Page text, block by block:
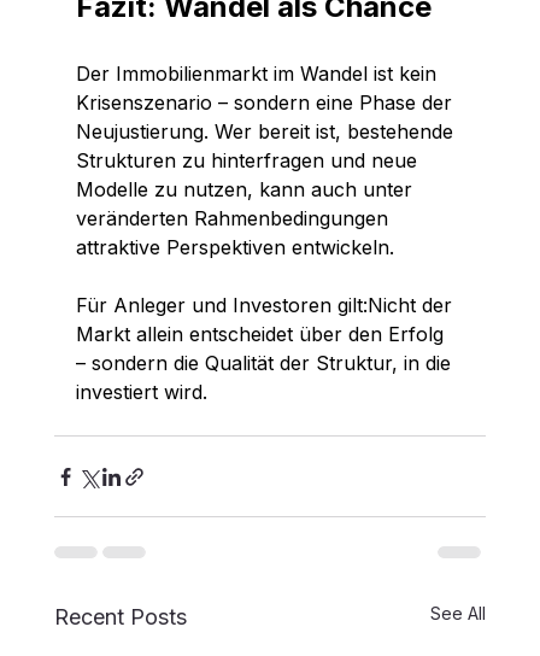
Der Immobilienmarkt im Wandel ist kein
Krisenszenario – sondern eine Phase der
Neujustierung. Wer bereit ist, bestehende
Strukturen zu hinterfragen und neue
Modelle zu nutzen, kann auch unter
veränderten Rahmenbedingungen
attraktive Perspektiven entwickeln.
Für Anleger und Investoren gilt:Nicht der
Markt allein entscheidet über den Erfolg
– sondern die Qualität der Struktur, in die
investiert wird.
Recent Posts See All